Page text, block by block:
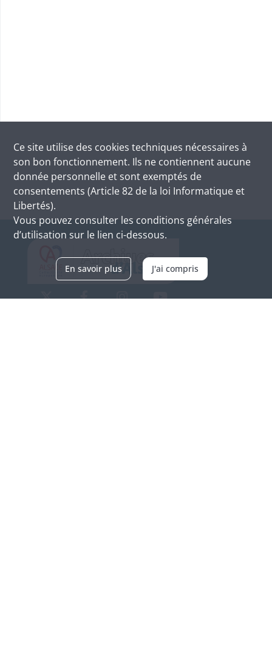
Ce site utilise des cookies techniques nécessaires à
son bon fonctionnement. Ils ne contiennent aucune
donnée personnelle et sont exemptés de
consentements (Article 82 de la loi Informatique et
Libertés).
Vous pouvez consulter les conditions générales
d’utilisation sur le lien ci-dessous.
En savoir plus J'ai compris